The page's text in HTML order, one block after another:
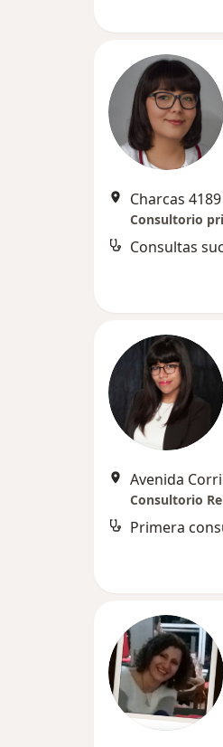
Charcas
Consultorio
Consultas
Consultorio
Primera